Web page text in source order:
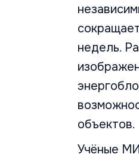
недель.
объектов.
Учёные